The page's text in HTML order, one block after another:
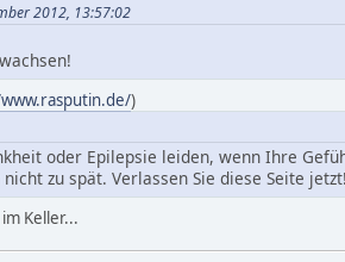
2012, 13:57:02
)
oder Epilepsie leiden, wenn Ihre
nicht zu spät. Verlassen Sie diese Seite jetzt!
Keller...